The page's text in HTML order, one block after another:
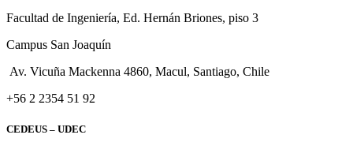
Facultad de Ingeniería, Ed. Hernán Briones, piso 3
Campus San Joaquín
Av. Vicuña Mackenna 4860, Macul, Santiago, Chile
+56 2 2354 51 92
CEDEUS – UDEC